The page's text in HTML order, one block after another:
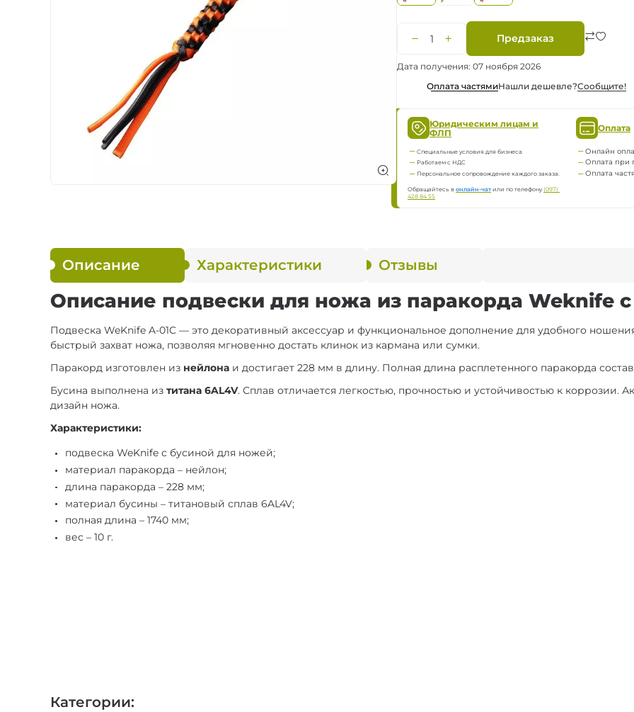
Ножи по типу замка
Предзаказ
Дата получения: 07 ноября 2026
Оплата частямиНашли дешевле?Сообщите!
Юридическим лицам и
ФЛП
Специальные условия для бизнеса
Работаем с НДС
Персональное сопровождение каждого заказа.
Обращайтесь вонлайн-чатили по телефону(097)
428 84 55
Оплата
Онлайн
Оплата при
Оплата
Описание Характеристики Отзывы
Описание подвески для ножа из паракорда Weknife с
Подвеска WeKnife A-01C — это декоративный аксессуар и функциональное дополнение для удобного
быстрый захват ножа, позволяя мгновенно достать клинок из кармана или сумки.
Паракорд изготовлен из нейлона и достигает 228 мм в длину. Полная длина расплетенного паракорда
Бусина выполнена изтитана 6AL4V. Сплав отличается легкостью, прочностью и устойчивостью к коррозии.
дизайн ножа.
Характеристики:
подвеска WeKnife с бусиной для ножей;
материал паракорда – нейлон;
длина паракорда – 228 мм;
материал бусины – титановый сплав 6AL4V;
полная длина – 1740 мм;
вес – 10 г.
Категории: